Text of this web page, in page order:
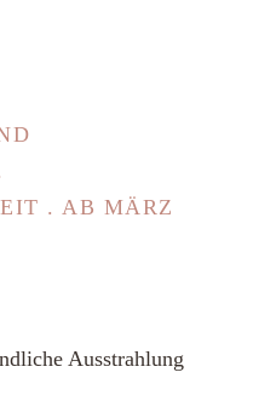
. AB MÄRZ
Ausstrahlung